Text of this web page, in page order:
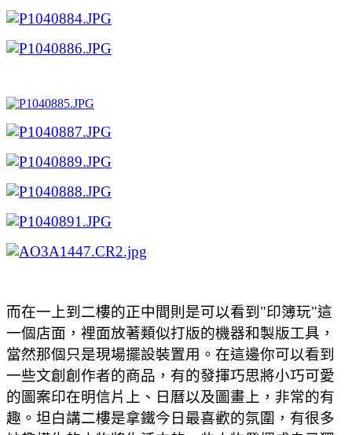
而在一上到二樓的正中間則是可以看到"印簿玩"這
一個店面，裡面放著類似打版的機器和製版工具，
當然那個只是現場擺設裝置用。在這邊你可以看到
一些文創創作者的商品，有的發揮巧思將小巧可愛
的圖案印在明信片上、日曆以及圖畫上，非常的有
趣。坦白講二樓是拿鐵今日最喜歡的氛圍，有很多